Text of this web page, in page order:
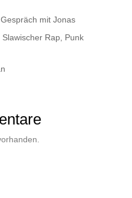
mit Jonas
Rap, Punk